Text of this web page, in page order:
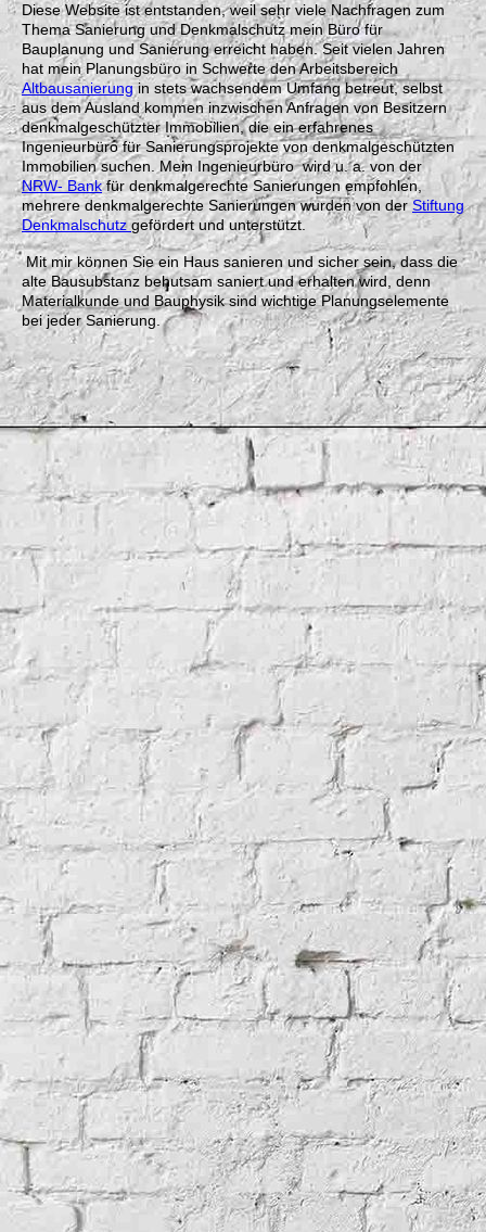
Diese Website ist entstanden, weil sehr viele Nachfragen zum
Thema Sanierung und Denkmalschutz mein Büro für
Bauplanung und Sanierung erreicht haben. Seit vielen Jahren
hat mein Planungsbüro in Schwerte den Arbeitsbereich
Altbausanierungin stets wachsendem Umfang betreut, selbst
aus dem Ausland kommen inzwischen Anfragen von Besitzern
denkmalgeschützter Immobilien, die ein erfahrenes
Ingenieurbüro für Sanierungsprojekte von denkmalgeschützten
Immobilien suchen. Mein Ingenieurbüro wird u. a. von der
NRW- Bankfür denkmalgerechte Sanierungen empfohlen,
mehrere denkmalgerechte Sanierungen wurden von derStiftung
Denkmalschutzgefördert und unterstützt.
Mit mir können Sie ein Haus sanieren und sicher sein, dass die
alte Bausubstanz behutsam saniert und erhalten wird, denn
Materialkunde und Bauphysik sind wichtige Planungselemente
bei jeder Sanierung.
Baudenkmal saniert und restauriert